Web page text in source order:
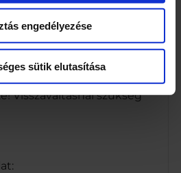
engedélyezése
sütik elutasítása
(nátrium-benzoát,
50%
szöveg
Visszaváltásnál szükség